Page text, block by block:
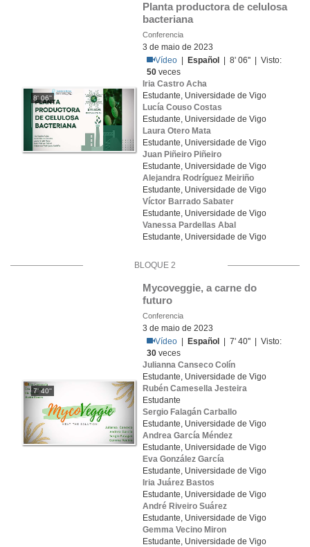
8' 06''
Planta productora de celulosa
bacteriana
Conferencia
3 de maio de 2023
Vídeo
Español
| 8' 06'' | Visto:
50 veces
Iria Castro Acha
Estudante, Universidade de Vigo
Lucía Couso Costas
Estudante, Universidade de Vigo
Laura Otero Mata
Estudante, Universidade de Vigo
Juan Piñeiro Piñeiro
Estudante, Universidade de Vigo
Alejandra Rodríguez Meiriño
Estudante, Universidade de Vigo
Víctor Barrado Sabater
Estudante, Universidade de Vigo
Vanessa Pardellas Abal
Estudante, Universidade de Vigo
BLOQUE 2
7' 40''
Mycoveggie, a carne do
futuro
Conferencia
3 de maio de 2023
Vídeo
Español
| 7' 40'' | Visto:
30 veces
Julianna Canseco Colín
Estudante, Universidade de Vigo
Rubén Camesella Jesteira
Estudante
Sergio Falagán Carballo
Estudante, Universidade de Vigo
Andrea García Méndez
Estudante, Universidade de Vigo
Eva González García
Estudante, Universidade de Vigo
Iria Juárez Bastos
Estudante, Universidade de Vigo
André Riveiro Suárez
Estudante, Universidade de Vigo
Gemma Vecino Miron
Estudante, Universidade de Vigo